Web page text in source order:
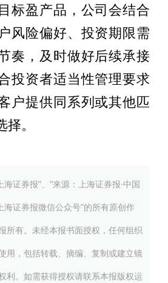
标盈产品，公司会结合
风险偏好、投资期限需
奏，及时做好后续承接
投资者适当性管理要求
户提供同系列或其他匹
。
海证券报”、“来源：上海证券报·中国
海证券报微信公众号”的所有原创作
所有。未经本报书面授权，任何组织
用，包括转载、摘编、复制或建立镜
利。如需获得授权请联系本报版权运